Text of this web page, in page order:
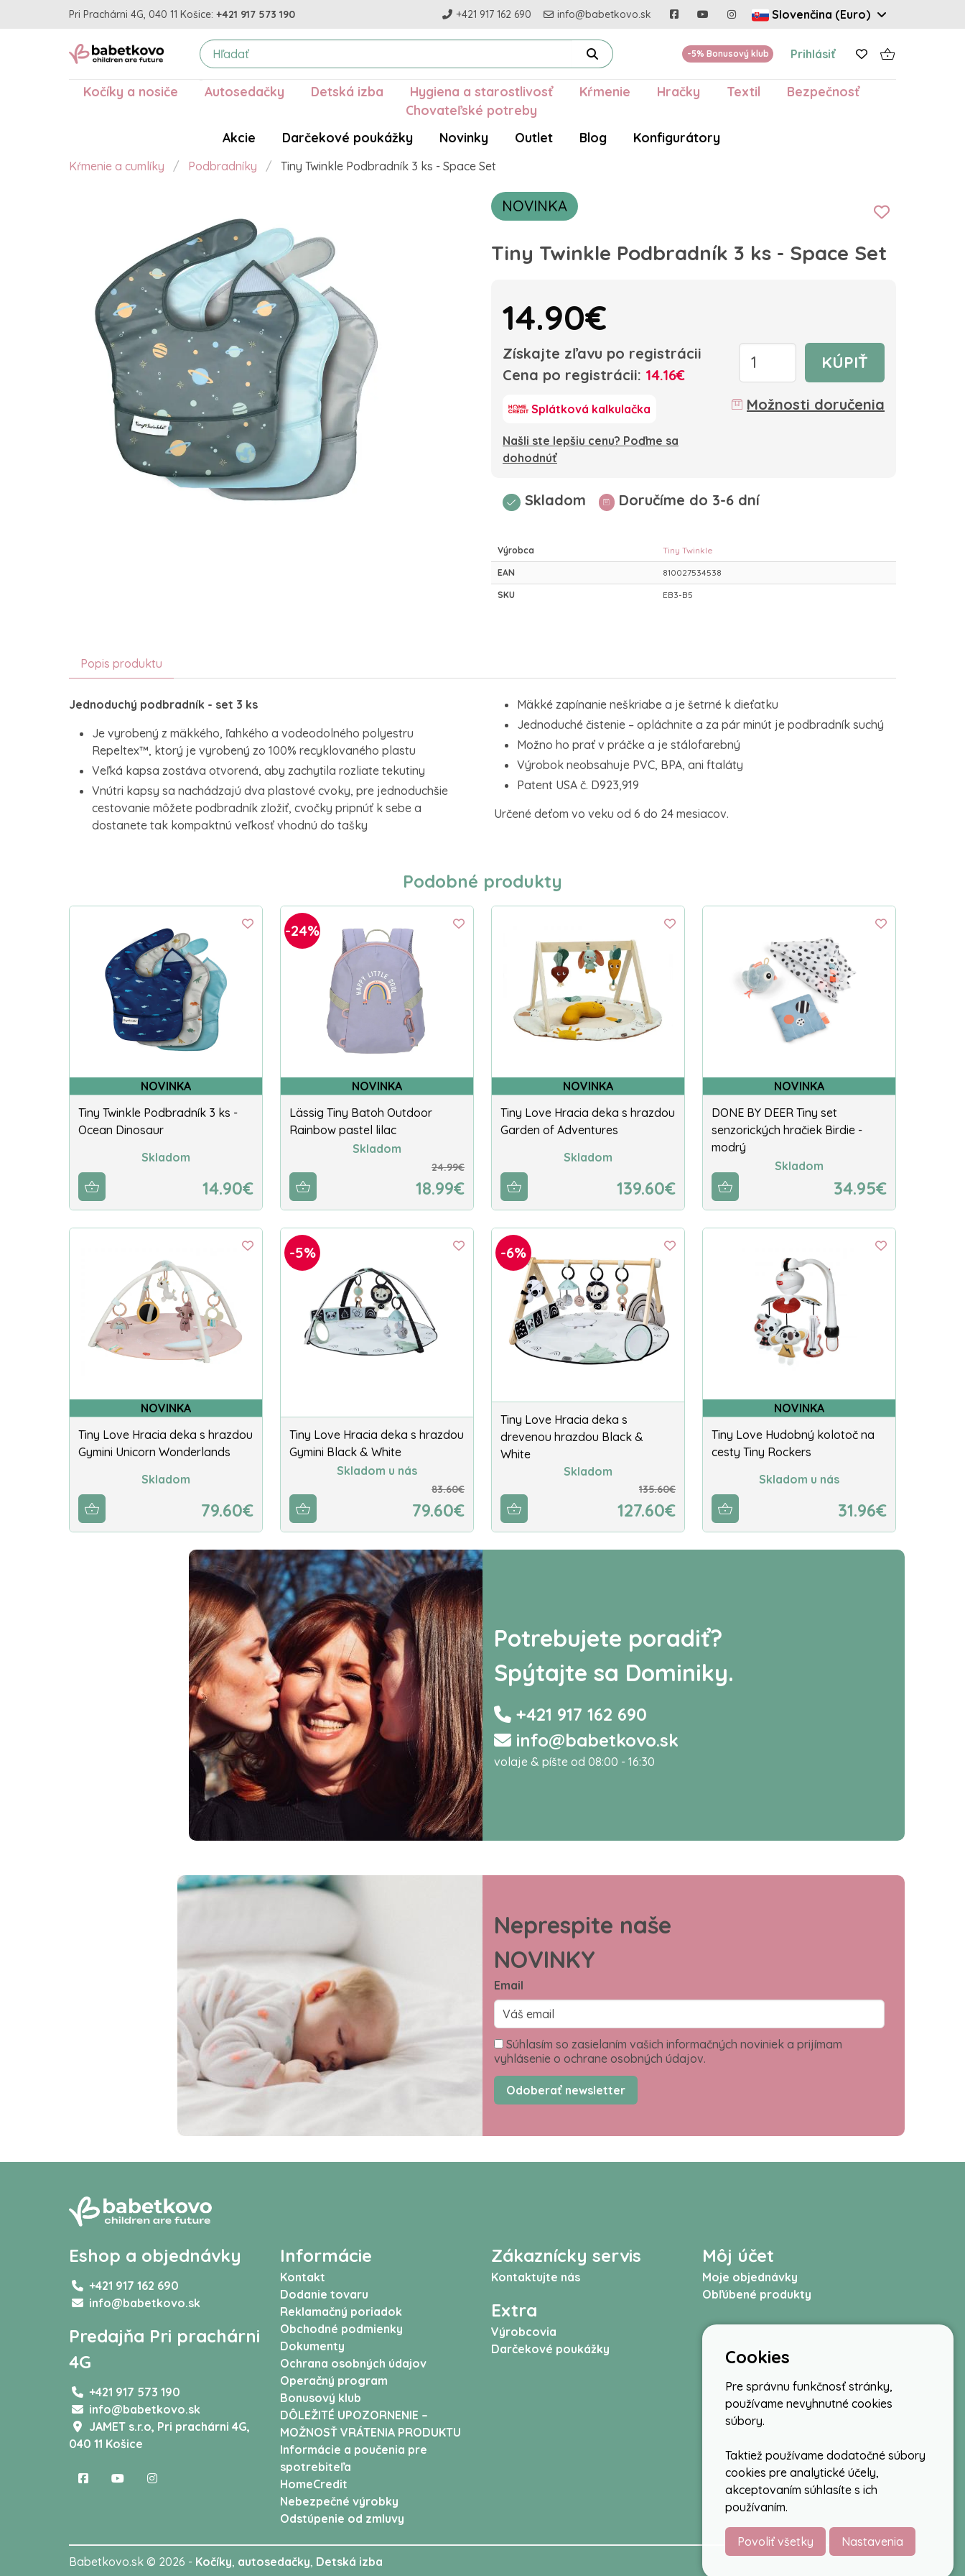
Pri Prachárni 4G, 040 11 Košice: +421 917 573 190 +421 917 162 690 info@babetkovo.sk Slovenčina (Euro)
-5% Bonusový klub Prihlásiť
Kočíky a nosiče Autosedačky Detská izba Hygiena a starostlivosť Kŕmenie Hračky Textil
Bezpečnosť
Chovateľské potreby
Akcie
Darčekové poukážky Novinky Outlet Blog Konfigurátory
Kŕmenie a cumlíky Podbradníky Tiny Twinkle Podbradník 3 ks - Space Set
NOVINKA
Tiny Twinkle Podbradník 3 ks - Space Set
14.90€
Získajte zľavu po registrácii
Cena po registrácii: 14.16€
Splátková kalkulačka
Našli ste lepšiu cenu? Poďme sa
dohodnúť
KÚPIŤ
Možnosti doručenia
Skladom Doručíme do 3-6 dní
Výrobca Tiny Twinkle
EAN 810027534538
SKU EB3-B5
Popis produktu
Jednoduchý podbradník - set 3 ks
Je vyrobený z mäkkého, ľahkého a vodeodolného polyestru
Repeltex™, ktorý je vyrobený zo 100% recyklovaného plastu
Veľká kapsa zostáva otvorená, aby zachytila rozliate tekutiny
Vnútri kapsy sa nachádzajú dva plastové cvoky, pre jednoduchšie
cestovanie môžete podbradník zložiť, cvočky pripnúť k sebe a
dostanete tak kompaktnú veľkosť vhodnú do tašky
Mäkké zapínanie neškriabe a je šetrné k dieťatku
Jednoduché čistenie – opláchnite a za pár minút je podbradník suchý
Možno ho prať v práčke a je stálofarebný
Výrobok neobsahuje PVC, BPA, ani ftaláty
Patent USA č. D923,919
Určené deťom vo veku od 6 do 24 mesiacov.
Podobné produkty
NOVINKA
Tiny Twinkle Podbradník 3 ks -
Ocean Dinosaur
Skladom
14.90€
-24%
NOVINKA
Lässig Tiny Batoh Outdoor
Rainbow pastel lilac
Skladom
24.99€
18.99€
NOVINKA
Tiny Love Hracia deka s hrazdou
Garden of Adventures
Skladom
139.60€
NOVINKA
DONE BY DEER Tiny set
senzorických hračiek Birdie -
modrý
Skladom
34.95€
NOVINKA
Tiny Love Hracia deka s hrazdou
Gymini Unicorn Wonderlands
Skladom
79.60€
-5%
Tiny Love Hracia deka s hrazdou
Gymini Black & White
Skladom u nás
83.60€
79.60€
-6%
Tiny Love Hracia deka s
drevenou hrazdou Black &
White
Skladom
135.60€
127.60€
NOVINKA
Tiny Love Hudobný kolotoč na
cesty Tiny Rockers
Skladom u nás
31.96€
Potrebujete poradiť?
Spýtajte sa Dominiky.
+421 917 162 690
info@babetkovo.sk
volaje & píšte od 08:00 - 16:30
Neprespite naše
NOVINKY
Email
Súhlasím so zasielaním vašich informačných noviniek a prijímam
vyhlásenie o ochrane osobných údajov.
Odoberať newsletter
Eshop a objednávky
+421 917 162 690
info@babetkovo.sk
Predajňa Pri prachárni
4G
+421 917 573 190
info@babetkovo.sk
JAMET s.r.o, Pri prachárni 4G,
040 11 Košice
Informácie
Kontakt
Dodanie tovaru
Reklamačný poriadok
Obchodné podmienky
Dokumenty
Ochrana osobných údajov
Operačný program
Bonusový klub
DÔLEŽITÉ UPOZORNENIE –
MOŽNOSŤ VRÁTENIA PRODUKTU
Informácie a poučenia pre
spotrebiteľa
HomeCredit
Nebezpečné výrobky
Odstúpenie od zmluvy
Zákaznícky servis
Kontaktujte nás
Extra
Výrobcovia
Darčekové poukážky
Môj účet
Moje objednávky
Obľúbené produkty
Babetkovo.sk © 2026 - Kočíky, autosedačky, Detská izba
Cookies
Pre správnu funkčnosť stránky,
používame nevyhnutné cookies
súbory.
Taktiež používame dodatočné súbory
cookies pre analytické účely,
akceptovaním súhlasíte s ich
používaním.
Povoliť všetky Nastavenia